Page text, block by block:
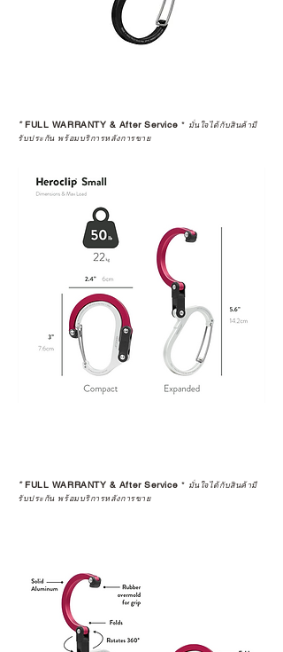
*FULL WARRANTY & After Service * มั่นใจได้กับสินค้ามี
รับประกัน พร้อมบริการหลังการขาย
*FULL WARRANTY & After Service * มั่นใจได้กับสินค้ามี
รับประกัน พร้อมบริการหลังการขาย